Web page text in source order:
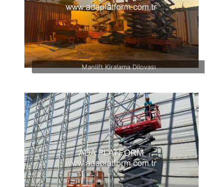
Manlift Kiralama Dilovası